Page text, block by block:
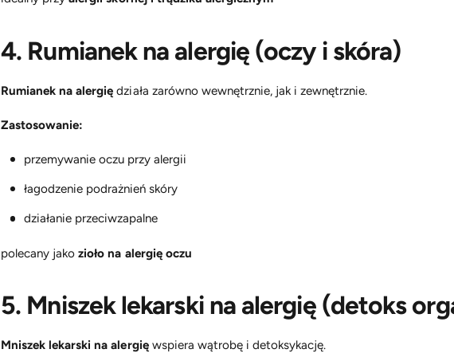
4. Rumianek na alergię (oczy i skóra)
Rumianek na alergię działa zarówno wewnętrznie, jak i zewnętrznie.
Zastosowanie:
przemywanie oczu przy alergii
łagodzenie podrażnień skóry
działanie przeciwzapalne
polecany jakozioło na alergię oczu
5. Mniszek lekarski na alergię (detoks
Mniszek lekarski na alergięwspiera wątrobę i detoksykację.